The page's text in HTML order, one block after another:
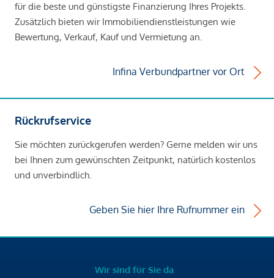
für die beste und günstigste Finanzierung Ihres Projekts.
Zusätzlich bieten wir Immobiliendienstleistungen wie
Bewertung, Verkauf, Kauf und Vermietung an.
Infina Verbundpartner vor Ort
Rückrufservice
Sie möchten zurückgerufen werden? Gerne melden wir uns
bei Ihnen zum gewünschten Zeitpunkt, natürlich kostenlos
und unverbindlich.
Geben Sie hier Ihre Rufnummer ein
Wir sind für Sie da